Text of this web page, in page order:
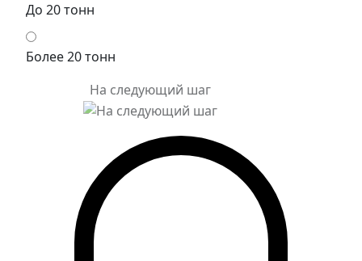
До 20 тонн
Более 20 тонн
На следующий шаг